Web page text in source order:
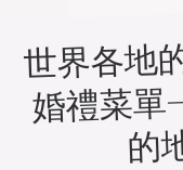
世界各地
婚禮菜單
的